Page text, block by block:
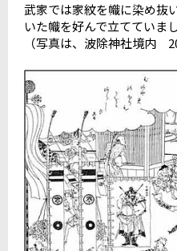
武家では家紋を幟に染め抜
いた幟を好んで立てていまし
（写真は、波除神社境内